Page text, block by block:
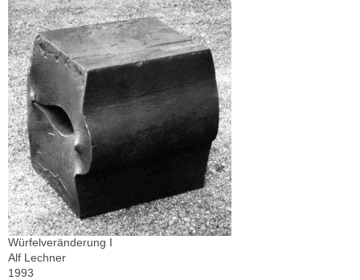
Würfelveränderung I
Alf Lechner
1993